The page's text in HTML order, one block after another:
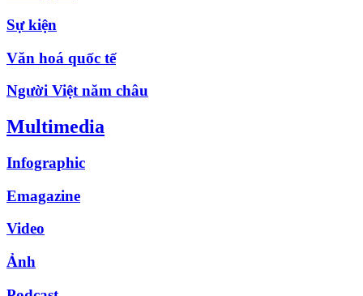
Sự kiện
Văn hoá quốc tế
Người Việt năm châu
Multimedia
Infographic
Emagazine
Video
Ảnh